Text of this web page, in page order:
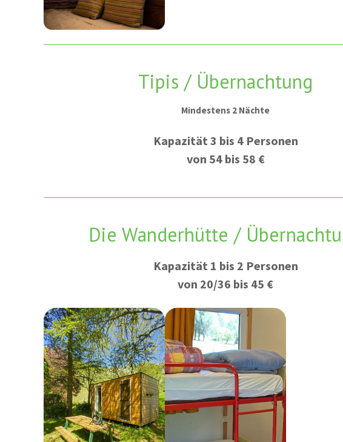
Tipis / Übernachtung
Mindestens 2 Nächte
Kapazität 3 bis 4 Personen
von 54 bis 58 €
Die Wanderhütte /
Kapazität 1 bis 2 Personen
von 20/36 bis 45 €